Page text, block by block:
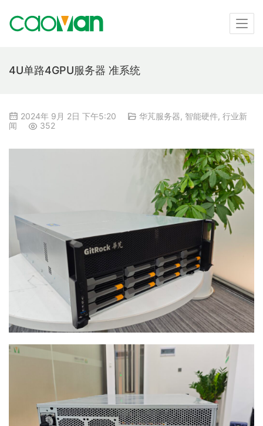
4U单路4GPU服务器 准系统
2024年 9月 2日 下午5:20 华芃服务器, 智能硬件, 行业新
闻
352